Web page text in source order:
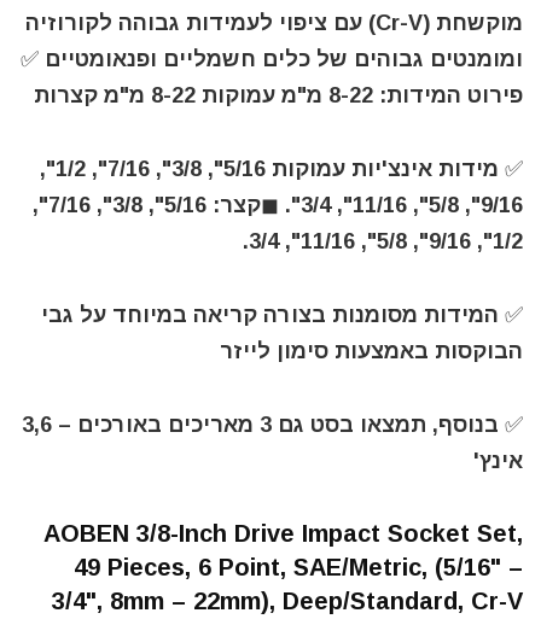
מוקשחת (Cr-V) עם ציפוי לעמידות גבוהה לקורוזיה
ומומנטים גבוהים של כלים חשמליים ופנאומטיים ✅
פירוט המידות: 8-22 מ"מ עמוקות 8-22 מ"מ קצרות
✅ מידות אינצ'יות עמוקות 5/16", 3/8", 7/16", 1/2",
9/16", 5/8", 11/16", 3/4". ◼קצר: 5/16", 3/8", 7/16",
1/2", 9/16", 5/8", 11/16", 3/4.
✅ המידות מסומנות בצורה קריאה במיוחד על גבי
הבוקסות באמצעות סימון לייזר
✅ בנוסף, תמצאו בסט גם 3 מאריכים באורכים – 3,6
אינץ'
AOBEN 3/8-Inch Drive Impact Socket Set,
49 Pieces, 6 Point, SAE/Metric, (5/16" –
3/4", 8mm – 22mm), Deep/Standard, Cr-V